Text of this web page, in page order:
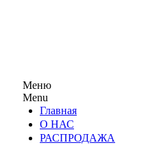
Меню
Menu
Главная
О НАС
РАСПРОДАЖА